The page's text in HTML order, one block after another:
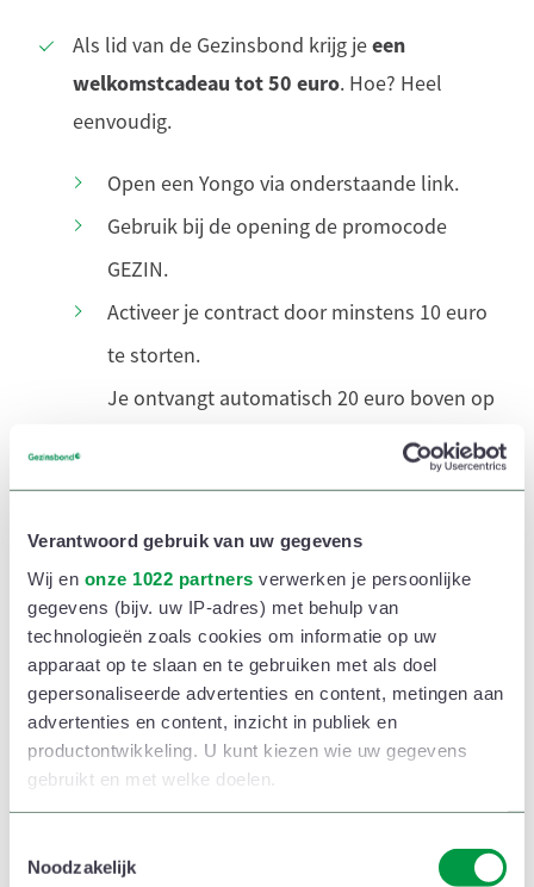
Verantwoord gebruik van uw gegevens
Wij en onze 1022 partners verwerken je persoonlijke
gegevens (bijv. uw IP-adres) met behulp van
technologieën zoals cookies om informatie op uw
apparaat op te slaan en te gebruiken met als doel
gepersonaliseerde advertenties en content, metingen aan
advertenties en content, inzicht in publiek en
productontwikkeling. U kunt kiezen wie uw gegevens
gebruikt en met welke doelen.
Informatie verzamelen over uw geografische
Noodzakelijk
Als lid van de Gezinsbond krijg jeeen
welkomstcadeau tot 50 euro. Hoe? Heel
eenvoudig.
Open een Yongo via onderstaande link.
Gebruik bij de opening de promocode
GEZIN.
Activeer je contract door minstens 10 euro
te storten.
Je ontvangt automatisch 20 euro boven op
je eerste storting. Is je eerste storting
minimum 50 euro, dan krijg je er nog eens
Heb je een vraag over Yongo? Neem dan
contact op viayongo@aginsurance.beof tel.
02-664.03.80. Je kan ook een contactformulier
invullen.